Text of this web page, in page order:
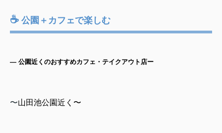
☕ 公園＋カフェで楽しむ
— 公園近くのおすすめカフェ・テイクアウト店ー
〜山田池公園近く〜